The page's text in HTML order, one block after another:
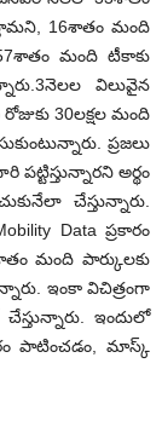
16శాతం మంది
మంది టీకాకు
విలువైన
30లక్షల మంది
ప్రజలు
అర్థం
చేస్తున్నారు.
Data ప్రకారం
మంది పార్కులకు
ఇంకా విచిత్రంగా
ఇందులో
పాటించడం, మాస్క్